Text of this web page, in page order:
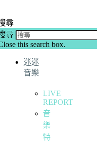
尋
尋
this search box.
迷迷
音樂
LIVE
REPORT
音
樂
特